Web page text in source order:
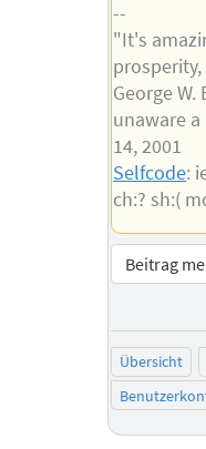
--
"It's
George
unaware
14, 2001
Selfcode:
ch:? sh:(
Beitrag
Übersicht